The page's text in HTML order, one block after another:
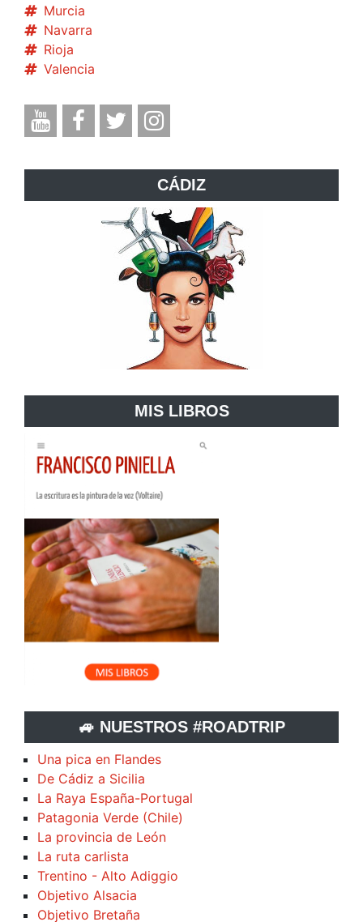
Murcia
Navarra
Rioja
Valencia
CÁDIZ
MIS LIBROS
🚙 NUESTROS #ROADTRIP
Una pica en Flandes
De Cádiz a Sicilia
La Raya España-Portugal
Patagonia Verde (Chile)
La provincia de León
La ruta carlista
Trentino - Alto Adiggio
Objetivo Alsacia
Objetivo Bretaña